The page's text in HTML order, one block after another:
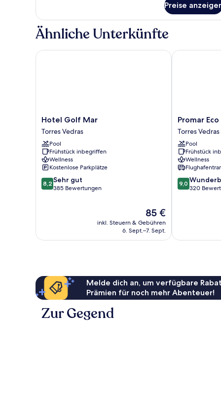
-
accessible
anzeigen
4
pax
with
with
Preise
Ähnliche Unterkünfte
Hotel
Golf
Mar
Torres
Vedras
Hotel Golf Mar
Torres Vedras
Pool
Frühstück inbegriffen
Wellness
Kostenlose Parkplätze
8.2
von
8,2 Sehr gut
385 Bewertungen
Der
Preis
beträgt
85 €
inkl. Steuern & Gebühren
6. Sept.–7. Sept.
Hotel Golf Mar
Promar
Eco
Beach
&
Spa
Hotel
Torres
Vedras
Promar
Torres Vedras
Pool
Frühstück
Wellness
9.0
von
9,0
320
Promar Eco
Melde dich an, um verfügbare
Prämien für noch mehr Abenteuer!
Zur Gegend